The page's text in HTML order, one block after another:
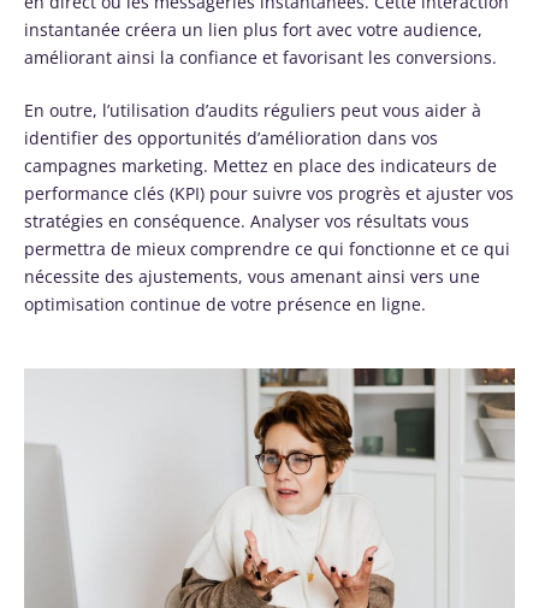
instantanée créera un lien plus fort avec votre audience,
améliorant ainsi la confiance et favorisant les conversions.
En outre, l’utilisation d’audits réguliers peut vous aider à
identifier des opportunités d’amélioration dans vos
campagnes marketing. Mettez en place des indicateurs de
performance clés (KPI) pour suivre vos progrès et ajuster vos
stratégies en conséquence. Analyser vos résultats vous
permettra de mieux comprendre ce qui fonctionne et ce qui
nécessite des ajustements, vous amenant ainsi vers une
optimisation continue de votre présence en ligne.